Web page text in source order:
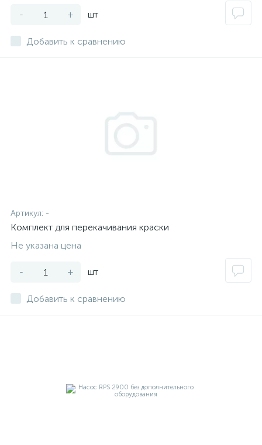
- + шт
Добавить к сравнению
Артикул: -
Комплект для перекачивания краски
Не указана цена
- + шт
Добавить к сравнению